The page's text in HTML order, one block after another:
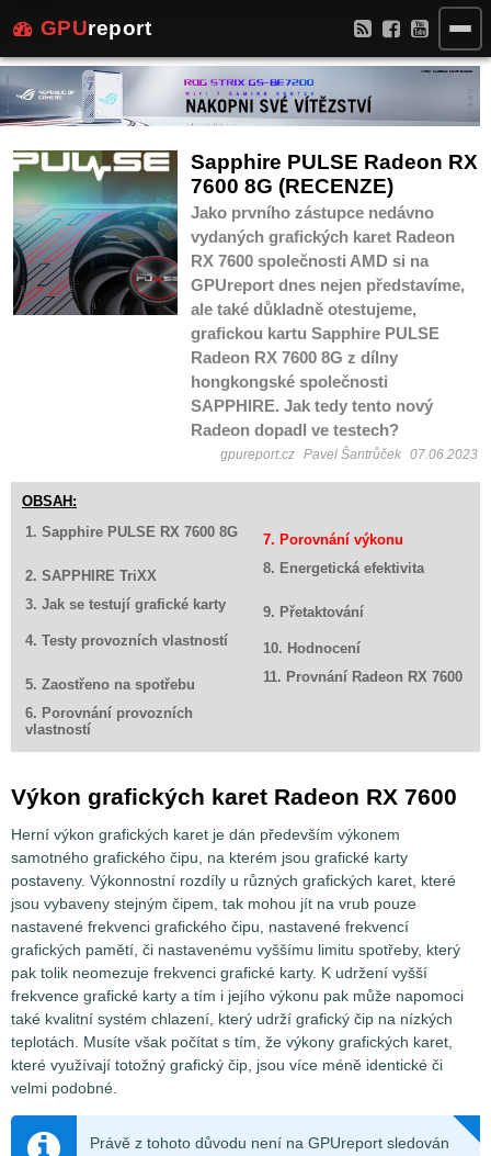
GPUreport
Sapphire PULSE Radeon RX
7600 8G (RECENZE)
Jako prvního zástupce nedávno
vydaných grafických karet Radeon
RX 7600 společnosti AMD si na
GPUreport dnes nejen představíme,
ale také důkladně otestujeme,
grafickou kartu Sapphire PULSE
Radeon RX 7600 8G z dílny
hongkongské společnosti
SAPPHIRE. Jak tedy tento nový
Radeon dopadl ve testech?
gpureport.cz Pavel Šantrůček 07.06.2023
OBSAH:
1. Sapphire PULSE RX 7600 8G
7. Porovnání výkonu
2. SAPPHIRE TriXX 8. Energetická efektivita
3. Jak se testují grafické karty
9. Přetaktování
4. Testy provozních vlastností
10. Hodnocení
5. Zaostřeno na spotřebu 11. Provnání Radeon RX 7600
6. Porovnání provozních
vlastností
Výkon grafických karet Radeon RX 7600
Herní výkon grafických karet je dán především výkonem
samotného grafického čipu, na kterém jsou grafické karty
postaveny. Výkonnostní rozdíly u různých grafických karet, které
jsou vybaveny stejným čipem, tak mohou jít na vrub pouze
nastavené frekvenci grafického čipu, nastavené frekvencí
grafických pamětí, či nastavenému vyššímu limitu spotřeby, který
pak tolik neomezuje frekvenci grafické karty. K udržení vyšší
frekvence grafické karty a tím i jejího výkonu pak může napomoci
také kvalitní systém chlazení, který udrží grafický čip na nízkých
teplotách. Musíte však počítat s tím, že výkony grafických karet,
které využívají totožný grafický čip, jsou více méně identické či
velmi podobné.
Právě z tohoto důvodu není na GPUreport sledován